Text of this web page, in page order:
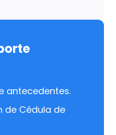
antecedentes.
de Cédula de